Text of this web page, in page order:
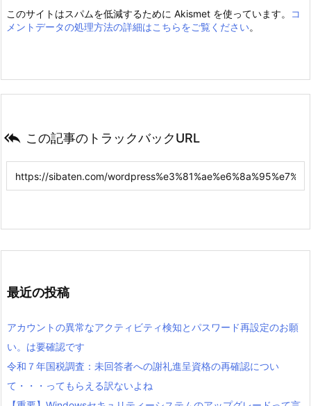
このサイトはスパムを低減するために Akismet を使っています。
コ
メントデータの処理方法の詳細はこちらをご覧ください。
 この記事のトラックバックURL
最近の投稿
アカウントの異常なアクティビティ検知とパスワード再設定のお願
い。は要確認です
令和７年国税調査：未回答者への謝礼進呈資格の再確認につい
て・・・ってもらえる訳ないよね